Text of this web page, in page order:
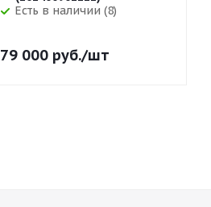
Есть в наличии (8)
79 000 руб./шт